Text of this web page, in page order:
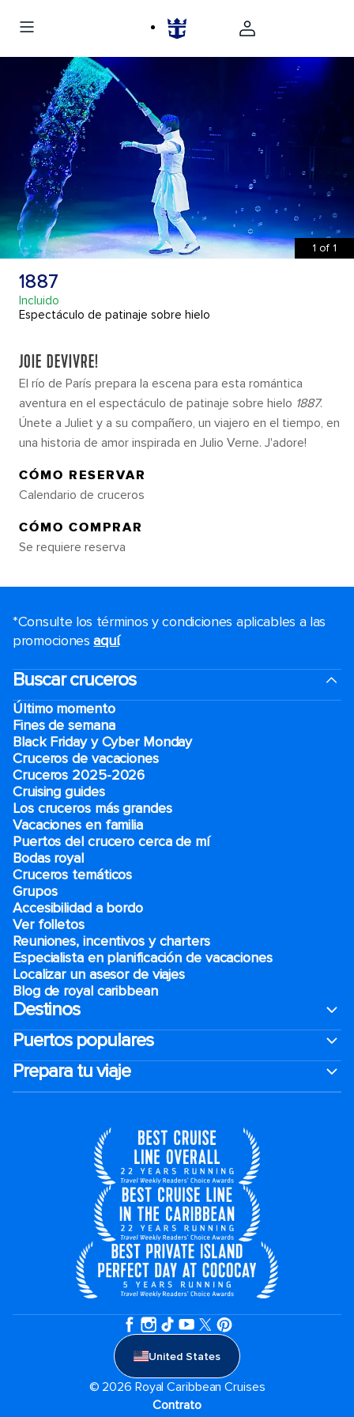
1 of 1
1887
Incluido
Espectáculo de patinaje sobre hielo
JOIE DEVIVRE!
El río de París prepara la escena para esta romántica
aventura en el espectáculo de patinaje sobre hielo 1887.
Únete a Juliet y a su compañero, un viajero en el tiempo, en
una historia de amor inspirada en Julio Verne. J'adore!
CÓMO RESERVAR
Calendario de cruceros
CÓMO COMPRAR
Se requiere reserva
*Consulte los términos y condiciones aplicables a las
promocionesaquí.
Buscar cruceros
Último momento
Fines de semana
Black Friday y Cyber Monday
Cruceros de vacaciones
Cruceros 2025-2026
Cruising guides
Los cruceros más grandes
Vacaciones en familia
Puertos del crucero cerca de mí
Bodas royal
Cruceros temáticos
Grupos
Accesibilidad a bordo
Ver folletos
Reuniones, incentivos y charters​
Especialista en planificación de vacaciones
Localizar un asesor de viajes
Blog de royal caribbean
Destinos
Puertos populares
Prepara tu viaje
United States
© 2026 Royal Caribbean Cruises
Contrato